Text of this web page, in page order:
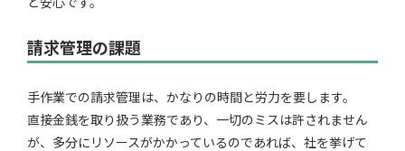
請求管理の課題
手作業での請求管理は、かなりの時間と労力を要します。
直接金銭を取り扱う業務であり、一切のミスは許されません
が、多分にリソースがかかっているのであれば、社を挙げて